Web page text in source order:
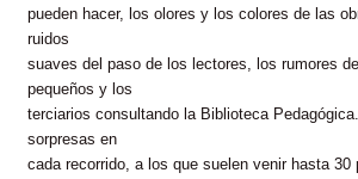
pueden hacer, los olores y los colores de las
ruidos
suaves del paso de los lectores, los rumores
pequeños y los
terciarios consultando la Biblioteca
sorpresas en
cada recorrido, a los que suelen venir hasta 30